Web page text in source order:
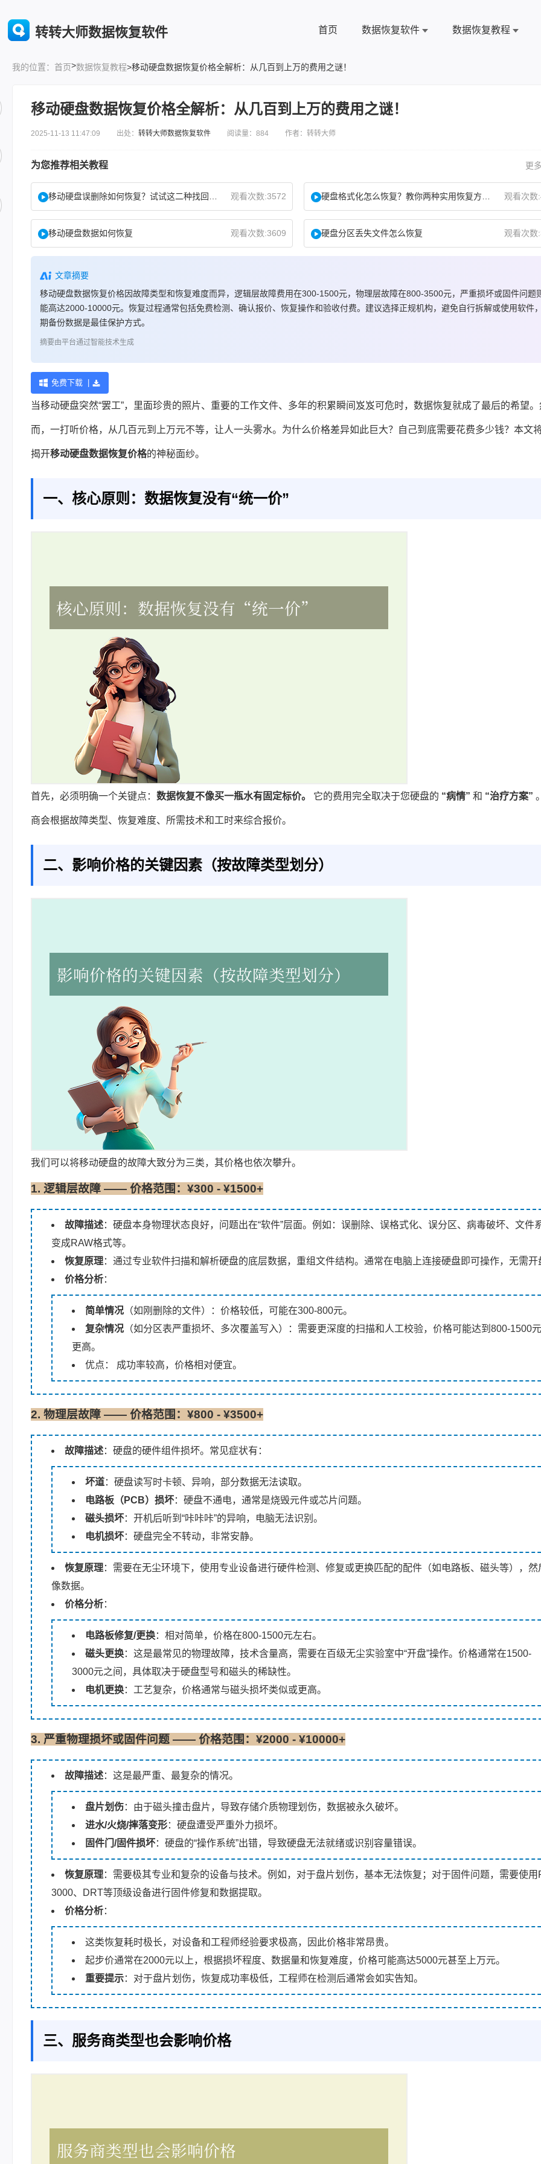
转转大师数据恢复软件 首页 数据恢复软件 数据恢复教程
我的位置： 首页>数据恢复教程>移动硬盘数据恢复价格全解析：从几百到上万的费用之谜！
移动硬盘数据恢复价格全解析：从几百到上万的费用之谜！
2025-11-13 11:47:09 出处： 转转大师数据恢复软件 阅读量：884 作者：转转大师
为您推荐相关教程 更
观看次数:3572 观看次数
移动硬盘数据如何恢复 观看次数:3609 硬盘分区丢失文件怎么恢复 观看次数
文章摘要
移动硬盘数据恢复价格因故障类型和恢复难度而异，逻辑层故障费用在300-1500元，物理层故障在800-3500元，严重损坏或固件问题
能高达2000-10000元。恢复过程通常包括免费检测、确认报价、恢复操作和验收付费。建议选择正规机构，避免自行拆解或使用软件
期备份数据是最佳保护方式。
摘要由平台通过智能技术生成
免费下载 |
当移动硬盘突然“罢工”，里面珍贵的照片、重要的工作文件、多年的积累瞬间岌岌可危时，数据恢复就成了最后的希望。
而，一打听价格，从几百元到上万元不等，让人一头雾水。为什么价格差异如此巨大？自己到底需要花费多少钱？本文
揭开移动硬盘数据恢复价格的神秘面纱。
一、核心原则：数据恢复没有“统一价”
首先，必须明确一个关键点： 数据恢复不像买一瓶水有固定标价。 它的费用完全取决于您硬盘的 “病情” 和 “治疗方案”
商会根据故障类型、恢复难度、所需技术和工时来综合报价。
二、影响价格的关键因素（按故障类型划分）
我们可以将移动硬盘的故障大致分为三类，其价格也依次攀升。
1. 逻辑层故障 —— 价格范围：¥300 - ¥1500+
故障描述：硬盘本身物理状态良好，问题出在“软件”层面。例如：误删除、误格式化、误分区、病毒破坏、文件
变成RAW格式等。
恢复原理：通过专业软件扫描和解析硬盘的底层数据，重组文件结构。通常在电脑上连接硬盘即可操作，无需开
价格分析：
简单情况 （如刚删除的文件）：价格较低，可能在300-800元。
复杂情况 （如分区表严重损坏、多次覆盖写入）：需要更深度的扫描和人工校验，价格可能达到800-1500
更高。
优点：
成功率较高，价格相对便宜。
2. 物理层故障 —— 价格范围：¥800 - ¥3500+
故障描述：硬盘的硬件组件损坏。常见症状有：
坏道：硬盘读写时卡顿、异响，部分数据无法读取。
电路板（PCB）损坏：硬盘不通电，通常是烧毁元件或芯片问题。
磁头损坏：开机后听到“咔咔咔”的异响，电脑无法识别。
电机损坏：硬盘完全不转动，非常安静。
恢复原理：需要在无尘环境下，使用专业设备进行硬件检测、修复或更换匹配的配件（如电路板、磁头等），然
像数据。
价格分析：
电路板修复/更换：相对简单，价格在800-1500元左右。
磁头更换：这是最常见的物理故障，技术含量高，需要在百级无尘实验室中“开盘”操作。价格通常在1500-
3000元之间，具体取决于硬盘型号和磁头的稀缺性。
电机更换：工艺复杂，价格通常与磁头损坏类似或更高。
3. 严重物理损坏或固件问题 —— 价格范围：¥2000 - ¥10000+
故障描述：这是最严重、最复杂的情况。
盘片划伤：由于磁头撞击盘片，导致存储介质物理划伤，数据被永久破坏。
进水/火烧/摔落变形：硬盘遭受严重外力损坏。
固件门/固件损坏：硬盘的“操作系统”出错，导致硬盘无法就绪或识别容量错误。
恢复原理：需要极其专业和复杂的设备与技术。例如，对于盘片划伤，基本无法恢复；对于固件问题，需要使用
3000、DRT等顶级设备进行固件修复和数据提取。
价格分析：
这类恢复耗时极长，对设备和工程师经验要求极高，因此价格非常昂贵。
起步价通常在2000元以上，根据损坏程度、数据量和恢复难度，价格可能高达5000元甚至上万元。
重要提示：对于盘片划伤，恢复成功率极低，工程师在检测后通常会如实告知。
三、服务商类型也会影响价格